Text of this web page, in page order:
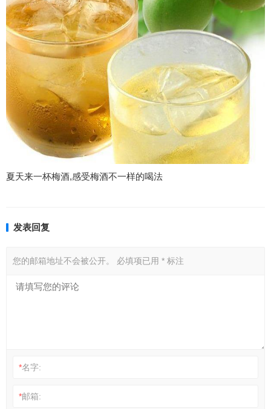
夏天来一杯梅酒,感受梅酒不一样的喝法
发表回复
您的邮箱地址不会被公开。 必填项已用 * 标注
*名字:
*邮箱: